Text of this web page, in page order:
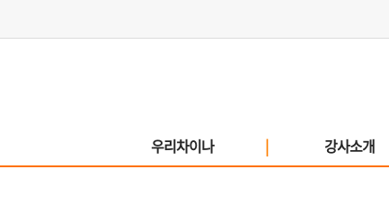
우리차이나 | 강사소개